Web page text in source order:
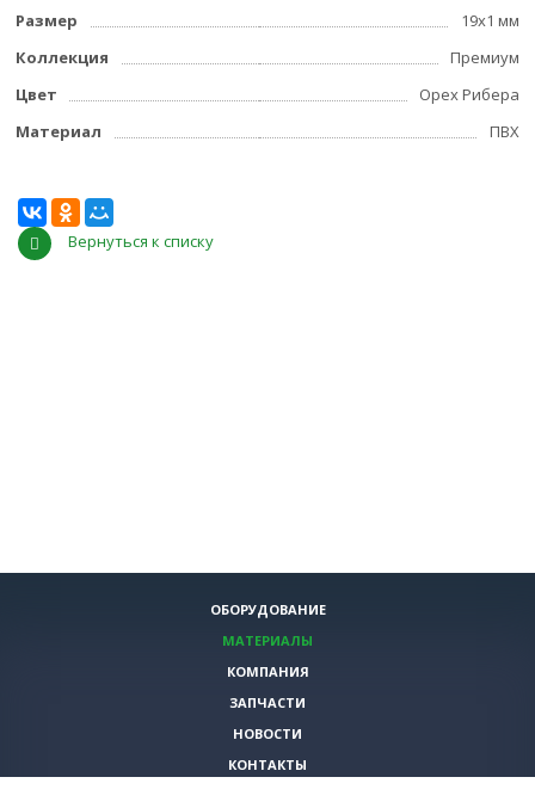
Размер
19x1 мм
Коллекция
Премиум
Цвет
Орех Рибера
Материал
ПВХ
Вернуться к списку
ОБОРУДОВАНИЕ
МАТЕРИАЛЫ
КОМПАНИЯ
ЗАПЧАСТИ
НОВОСТИ
КОНТАКТЫ